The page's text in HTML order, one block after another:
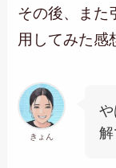
その後、また
用してみた
きょん
解